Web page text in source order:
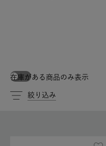
在庫がある商品のみ表示
絞り込み